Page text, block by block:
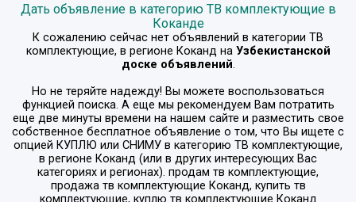
Дать объявление в категорию ТВ комплектующие в
Коканде
К сожалению сейчас нет объявлений в категории ТВ
комплектующие, в регионе Коканд на Узбекистанской
доске объявлений.
Но не теряйте надежду! Вы можете воспользоваться
функцией поиска. А еще мы рекомендуем Вам потратить
еще две минуты времени на нашем сайте и разместить свое
собственное бесплатное объявление о том, что Вы ищете с
опцией КУПЛЮ или СНИМУ в категорию ТВ комплектующие,
в регионе Коканд (или в других интересующих Вас
категориях и регионах). продам тв комплектующие,
продажа тв комплектующие Коканд, купить тв
комплектующие, куплю тв комплектующие Коканд